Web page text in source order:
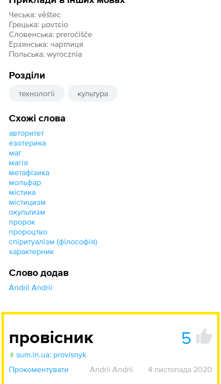
Чеська: věštec
Грецька: μαντείο
Словенська: preročišče
Ерзянська: чартлиця
Польська: wyrocznia
Розділи
технології культура
Схожі слова
авторитет
езотерика
маг
магія
метафізика
мольфар
містика
містицизм
окультизм
пророк
пророцтво
спіритуалізм (філософія)
характерник
Слово додав
Andrii Andrii
провісник 5
sum.in.ua: provisnyk
Прокоментувати
Andrii Andrii 4 листопада 2020